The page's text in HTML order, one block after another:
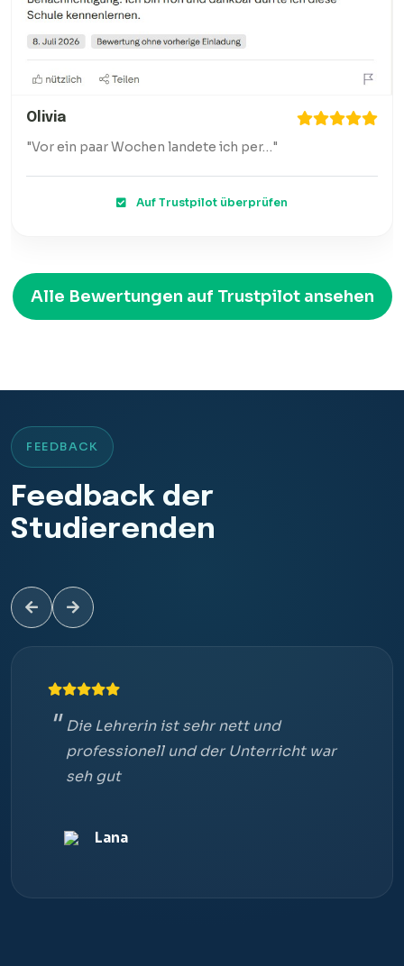
Olivia
"Vor ein paar Wochen landete ich per…"
Auf Trustpilot überprüfen
Alle Bewertungen auf Trustpilot ansehen
FEEDBACK
Feedback der
Studierenden
Die Lehrerin ist sehr nett und
professionell und der Unterricht war
seh gut
Lana